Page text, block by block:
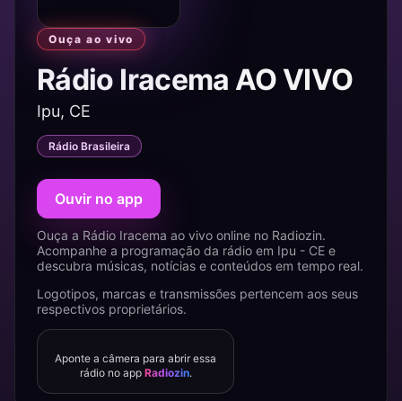
Ouça ao vivo
Rádio Iracema AO VIVO
Ipu, CE
Rádio Brasileira
Ouvir no app
Ouça a Rádio Iracema ao vivo online no Radiozin.
Acompanhe a programação da rádio em Ipu - CE e
descubra músicas, notícias e conteúdos em tempo real.
Logotipos, marcas e transmissões pertencem aos seus
respectivos proprietários.
Aponte a câmera para abrir essa
rádio no app Radiozin.